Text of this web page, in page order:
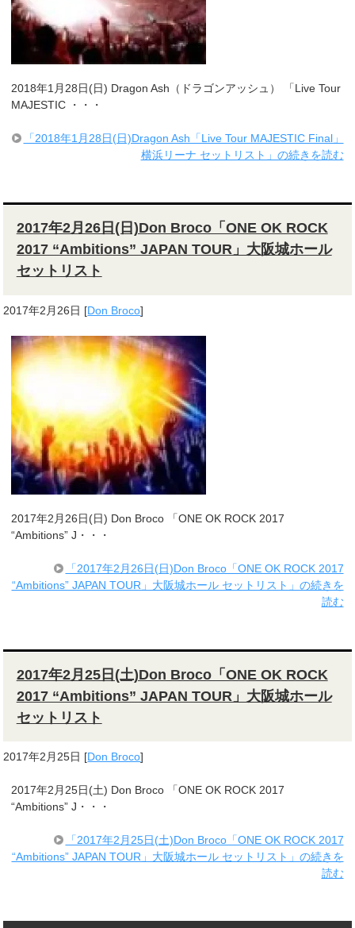
2018年1月28日(日) Dragon Ash（ドラゴンアッシュ） 「Live Tour
MAJESTIC ・・・
「2018年1月28日(日)Dragon Ash「Live Tour MAJESTIC Final」
横浜リーナ セットリスト」の続きを読む
2017年2月26日(日)Don Broco「ONE OK ROCK
2017 “Ambitions” JAPAN TOUR」大阪城ホール
セットリスト
2017年2月26日 [Don Broco]
2017年2月26日(日) Don Broco 「ONE OK ROCK 2017
“Ambitions” J・・・
「2017年2月26日(日)Don Broco「ONE OK ROCK 2017
“Ambitions” JAPAN TOUR」大阪城ホール セットリスト」の続きを
読む
2017年2月25日(土)Don Broco「ONE OK ROCK
2017 “Ambitions” JAPAN TOUR」大阪城ホール
セットリスト
2017年2月25日 [Don Broco]
2017年2月25日(土) Don Broco 「ONE OK ROCK 2017
“Ambitions” J・・・
「2017年2月25日(土)Don Broco「ONE OK ROCK 2017
“Ambitions” JAPAN TOUR」大阪城ホール セットリスト」の続きを
読む